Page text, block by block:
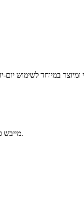
מייבש פירות ביתי מומלץ עבור כל מי שרוצה להכין בבית פירות יבשים ושאר מוצרים נקיים מחומרים משמרים ותוספות כימיות.